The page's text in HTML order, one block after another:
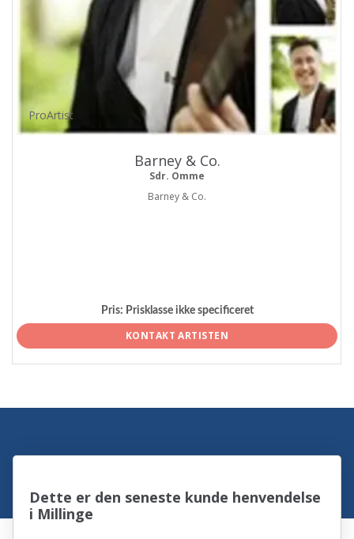
ProArtist
Barney & Co.
Sdr. Omme
Barney & Co.
Pris: Prisklasse ikke specificeret
KONTAKT ARTISTEN
Dette er den seneste kunde henvendelse
i Millinge